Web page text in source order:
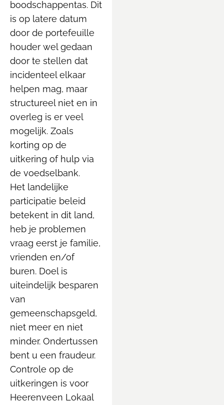
boodschappentas. Dit
is op latere datum
door de portefeuille
houder wel gedaan
door te stellen dat
incidenteel elkaar
helpen mag, maar
structureel niet en in
overleg is er veel
mogelijk. Zoals
korting op de
uitkering of hulp via
de voedselbank.
Het landelijke
participatie beleid
betekent in dit land,
heb je problemen
vraag eerst je familie,
vrienden en/of
buren. Doel is
uiteindelijk besparen
van
gemeenschapsgeld,
niet meer en niet
minder. Ondertussen
bent u een fraudeur.
Controle op de
uitkeringen is voor
Heerenveen Lokaal